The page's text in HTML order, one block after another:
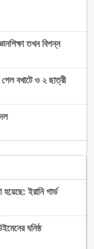
তখন বিপন্ন
বখাটে ও ২ ছাত্রী
হয়েছে: ইরানি গার্ড
ঘনিষ্ঠ